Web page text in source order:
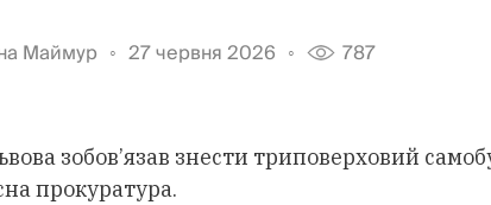
Маймур 27 червня 2026 787
зобов’язав знести триповерховий
прокуратура.